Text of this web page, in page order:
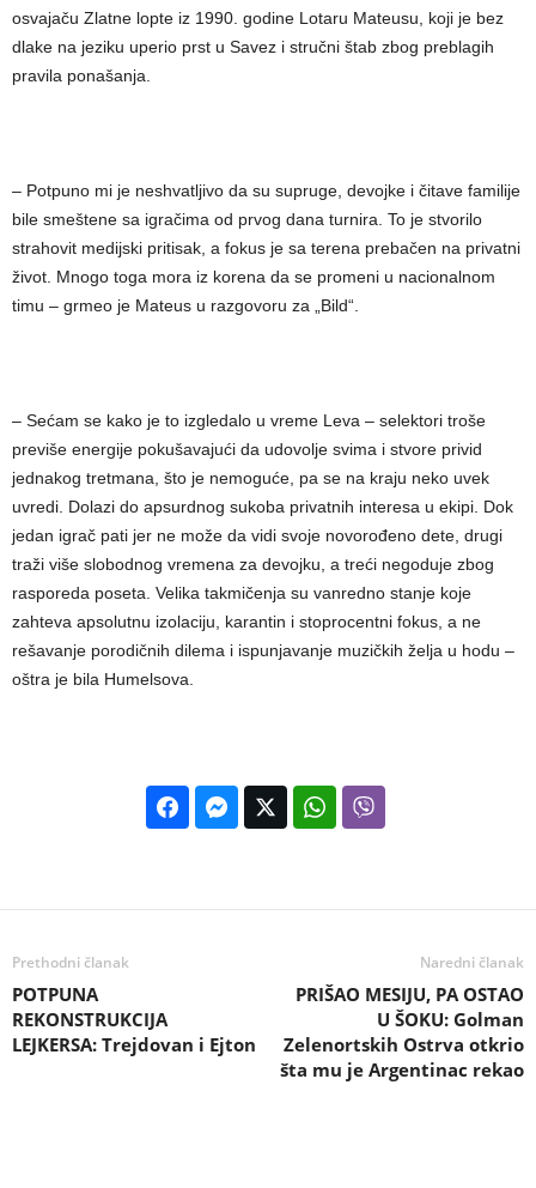
osvajaču Zlatne lopte iz 1990. godine Lotaru Mateusu, koji je bez
dlake na jeziku uperio prst u Savez i stručni štab zbog preblagih
pravila ponašanja.
– Potpuno mi je neshvatljivo da su supruge, devojke i čitave familije
bile smeštene sa igračima od prvog dana turnira. To je stvorilo
strahovit medijski pritisak, a fokus je sa terena prebačen na privatni
život. Mnogo toga mora iz korena da se promeni u nacionalnom
timu – grmeo je Mateus u razgovoru za „Bild“.
– Sećam se kako je to izgledalo u vreme Leva – selektori troše
previše energije pokušavajući da udovolje svima i stvore privid
jednakog tretmana, što je nemoguće, pa se na kraju neko uvek
uvredi. Dolazi do apsurdnog sukoba privatnih interesa u ekipi. Dok
jedan igrač pati jer ne može da vidi svoje novorođeno dete, drugi
traži više slobodnog vremena za devojku, a treći negoduje zbog
rasporeda poseta. Velika takmičenja su vanredno stanje koje
zahteva apsolutnu izolaciju, karantin i stoprocentni fokus, a ne
rešavanje porodičnih dilema i ispunjavanje muzičkih želja u hodu –
oštra je bila Humelsova.
Prethodni članak
POTPUNA
REKONSTRUKCIJA
LEJKERSA: Trejdovan i Ejton
Naredni članak
PRIŠAO MESIJU, PA OSTAO
U ŠOKU: Golman
Zelenortskih Ostrva otkrio
šta mu je Argentinac rekao